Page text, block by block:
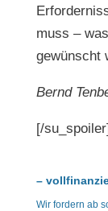
muss –
gewünscht
Bernd
[/
–
Wir fordern ab